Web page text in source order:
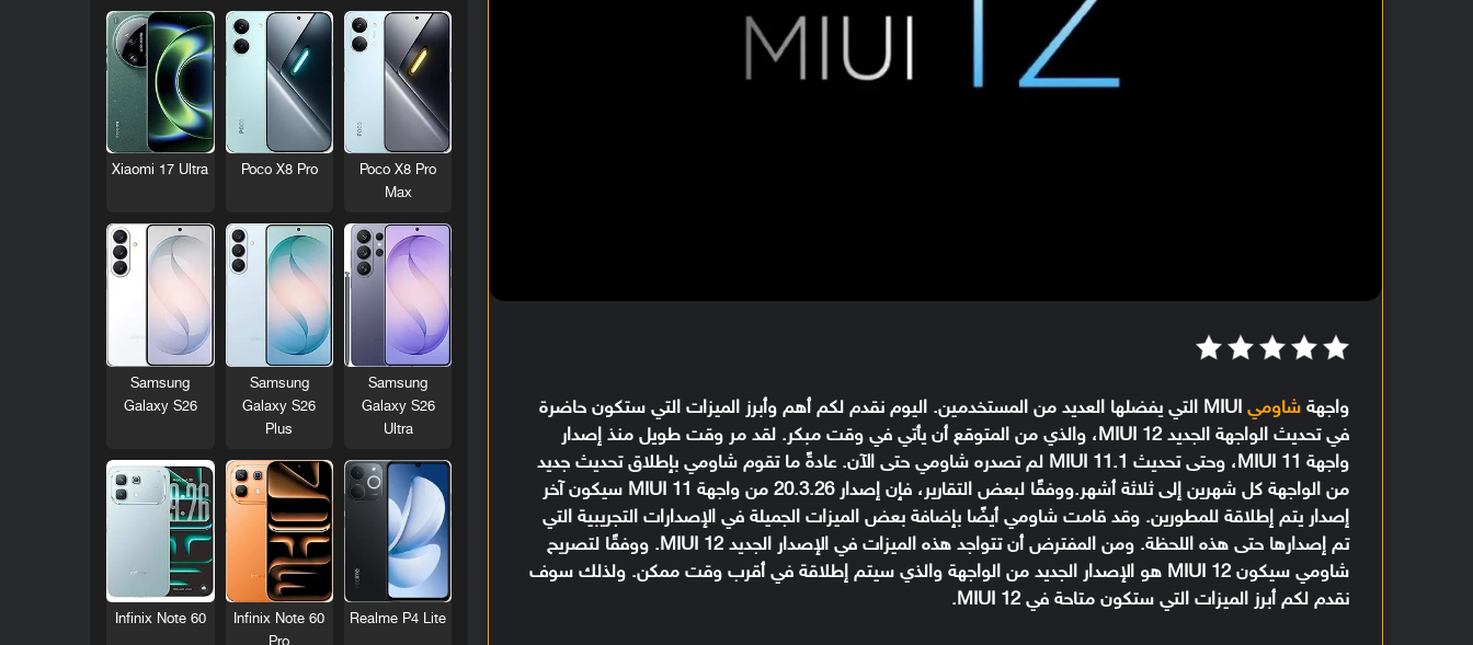
واجهةشاومي
MIUI التي يفضلها العديد من المستخدمين. اليوم نقدم لكم أهم وأبرز الميزات التي ستكون حاضرة
في تحديث الواجهة الجديد MIUI 12، والذي من المتوقع أن يأتي في وقت مبكر. لقد مر وقت طويل منذ إصدار
واجهة MIUI 11، وحتى تحديث MIUI 11.1 لم تصدره شاومي حتى الآن. عادةً ما تقوم شاومي بإطلاق تحديث جديد
من الواجهة كل شهرين إلى ثلاثة أشهر.ووفقًا لبعض التقارير، فإن إصدار 20.3.26 من واجهة MIUI 11 سيكون آخر
إصدار يتم إطلاقة للمطورين. وقد قامت شاومي أيضًا بإضافة بعض الميزات الجميلة في الإصدارات التجريبية التي
تم إصدارها حتى هذه اللحظة. ومن المفترض أن تتواجد هذه الميزات في الإصدار الجديد MIUI 12. ووفقًا لتصريح
شاومي سيكون MIUI 12 هو الإصدار الجديد من الواجهة والذي سيتم إطلاقة في أقرب وقت ممكن. ولذلك سوف
نقدم لكم أبرز الميزات التي ستكون متاحة في MIUI 12.
Poco X8 Pro
Max
Poco X8 Pro
Xiaomi 17 Ultra
Samsung
Galaxy S26
Ultra
Samsung
Galaxy S26
Plus
Samsung
Galaxy S26
Realme P4 Lite
Infinix Note 60
Infinix Note 60